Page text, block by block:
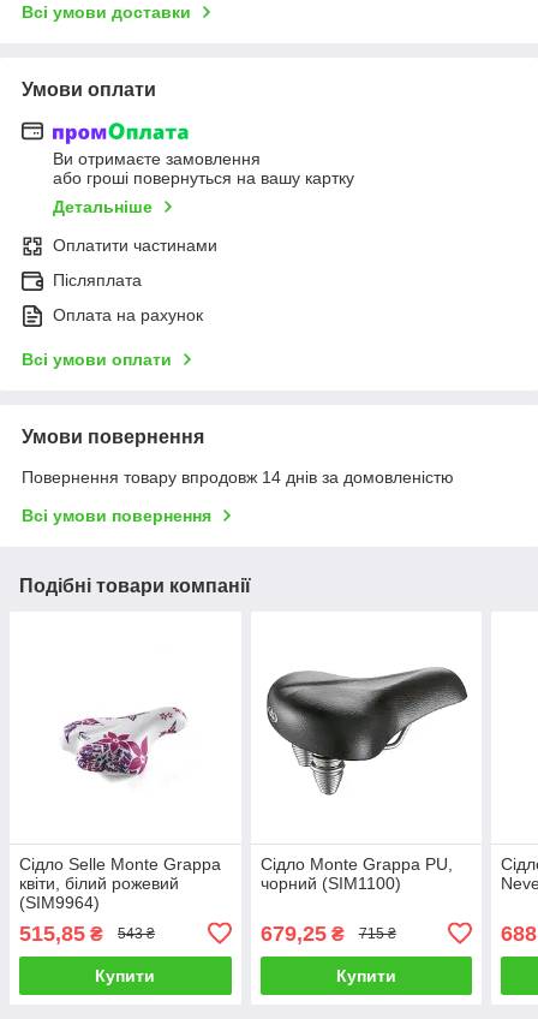
Всі умови доставки
Умови оплати
Ви отримаєте замовлення
або гроші повернуться на вашу картку
Детальніше
Оплатити частинами
Післяплата
Оплата на рахунок
Всі умови оплати
Умови повернення
Повернення товару впродовж 14 днів за домовленістю
Всі умови повернення
Подібні товари компанії
Сідло Selle Monte Grappa
квіти, білий рожевий
(SIM9964)
515,85 ₴ 543 ₴
Купити
Сідло Monte Grappa PU,
чорний (SIM1100)
679,25₴ 715 ₴
Купити